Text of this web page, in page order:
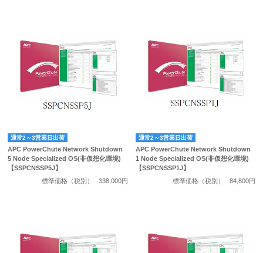
通常2～3営業日出荷
APC PowerChute Network Shutdown
5 Node Specialized OS(非仮想化環境)
【SSPCNSSP5J】
標準価格（税別）
338,000円
通常2～3営業日出荷
APC PowerChute Network Shutdown
1 Node Specialized OS(非仮想化環境)
【SSPCNSSP1J】
標準価格（税別）
84,800円